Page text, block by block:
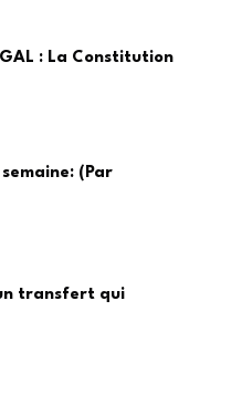
: La Constitution
(Par
transfert qui